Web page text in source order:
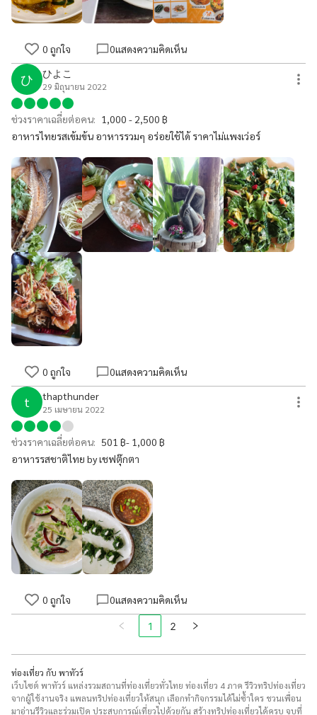
0 ถูกใจ 0แสดงความคิดเห็น
ひ ひよこ
29 มิถุนายน 2022
ช่วงราคาเฉลี่ยต่อคน: 1,000 - 2,500 ฿
อาหารไทยรสเข้มข้น อาหารรวมๆ อร่อยใช้ได้ ราคาไม่แพงเว่อร์
0 ถูกใจ 0แสดงความคิดเห็น
t thapthunder
25 เมษายน 2022
ช่วงราคาเฉลี่ยต่อคน: 501 ฿- 1,000 ฿
อาหารรสชาติไทย by เชฟตุ๊กตา
0 ถูกใจ 0แสดงความคิดเห็น
1 2
ท่องเที่ยว กับ พาทัวร์
เว็บไซต์ พาทัวร์ แหล่งรวมสถานที่ท่องเที่ยวทั่วไทย ท่องเที่ยว 4 ภาค รีวิวทริปท่องเที่ยว
จากผู้ใช้งานจริง แพลนทริปท่องเที่ยวให้สนุก เลือกทำกิจกรรมได้ไม่ซ้ำใคร ชวนเพื่อน
มาอ่านรีวิวและร่วมเปิด ประสบการณ์เที่ยวไปด้วยกัน สร้างทริปท่องเที่ยวได้ครบ จบที่